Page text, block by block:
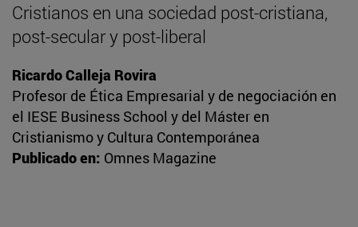
Cristianos en una sociedad post-cristiana,
post-secular y post-liberal
Ricardo Calleja Rovira
Profesor de Ética Empresarial y de negociación en
el IESE Business School y del Máster en
Cristianismo y Cultura Contemporánea
Publicado en: Omnes Magazine